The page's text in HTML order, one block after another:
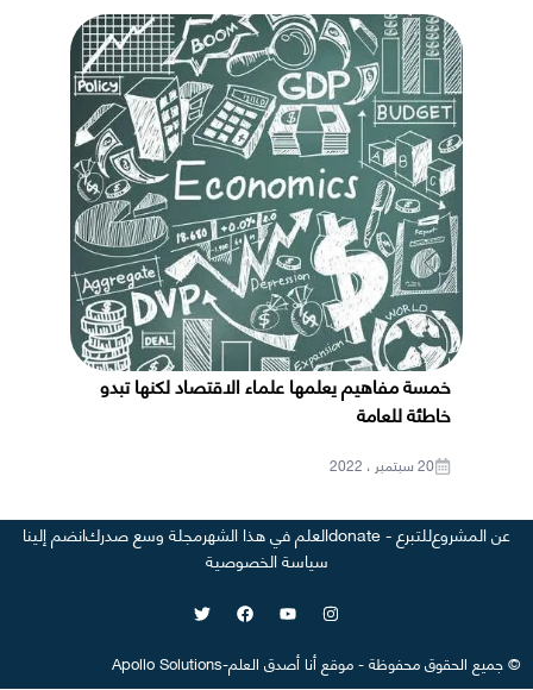
خمسة مفاهيم يعلمها علماء الاقتصاد لكنها تبدو
خاطئة للعامة
20 سبتمبر ، 2022
عن المشروعللتبرع - donate العلم في هذا الشهرمجلة وسع صدركانضم إلينا
سياسة الخصوصية
©جميع الحقوق محفوظة-موقعأنا أصدق العلم-
Apollo Solutions